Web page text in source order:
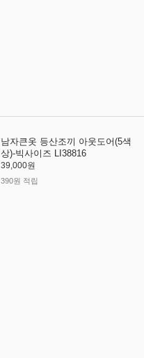
남자큰옷 등산조끼 아웃도어(5색
상)-빅사이즈 LI38816
39,000원
390원 적립